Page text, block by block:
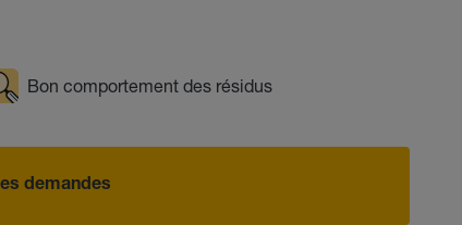
Bon comportement des résidus
demandes